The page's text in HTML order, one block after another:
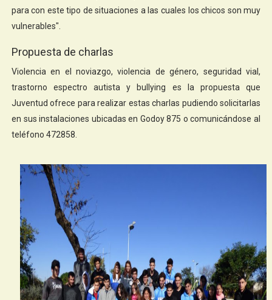
para con este tipo de situaciones a las cuales los chicos son muy
vulnerables".
Propuesta de charlas
Violencia en el noviazgo, violencia de género, seguridad vial,
trastorno espectro autista y bullying es la propuesta que
Juventud ofrece para realizar estas charlas pudiendo solicitarlas
en sus instalaciones ubicadas en Godoy 875 o comunicándose al
teléfono 472858.